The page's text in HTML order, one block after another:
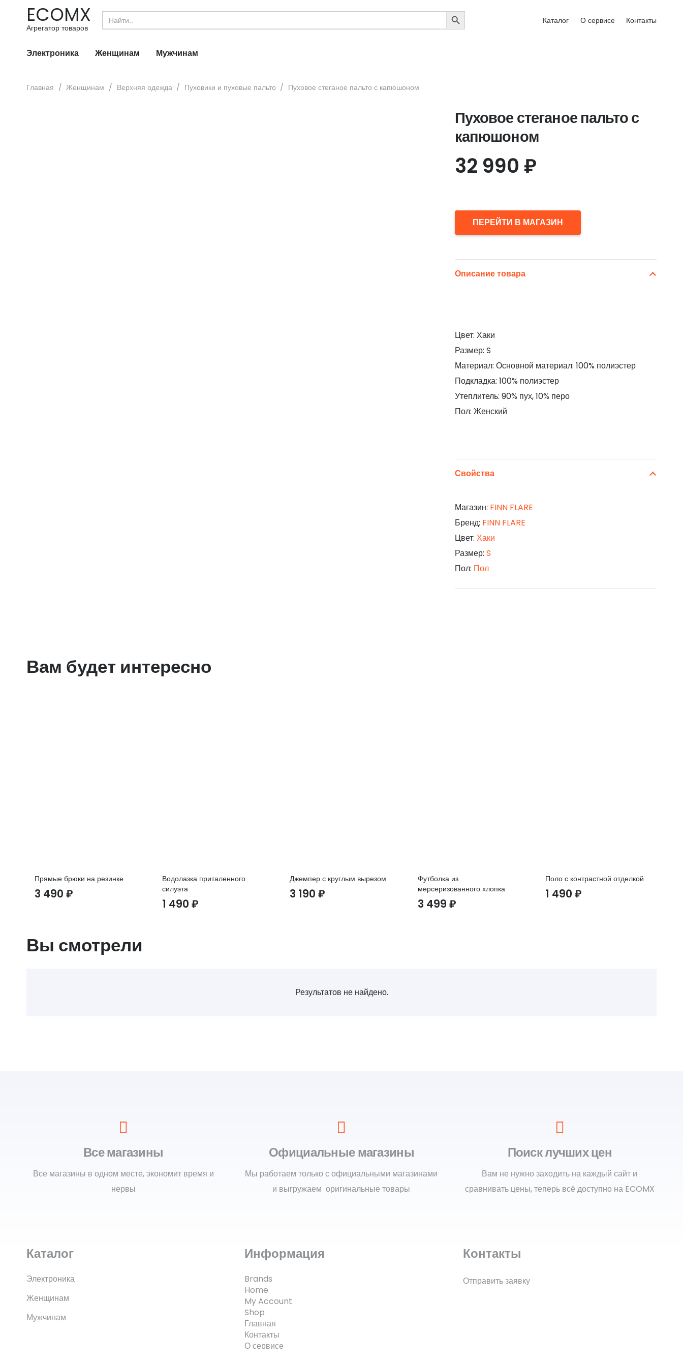
ECOMX
Агрегатор товаров
Search
for:
SEARCH
BUTTON
Каталог О сервисе Контакты
Электроника Женщинам Мужчинам
Главная / Женщинам / Верхняя одежда / Пуховики и пуховые пальто / Пуховое стеганое пальто с капюшоном
Пуховое стеганое пальто с
капюшоном
32 990 ₽
ПЕРЕЙТИ В МАГАЗИН
Описание товара
Цвет: Хаки
Размер: S
Материал: Основной материал: 100% полиэстер
Подкладка: 100% полиэстер
Утеплитель: 90% пух, 10% перо
Пол: Женский
Свойства
Магазин: FINN FLARE
Бренд: FINN FLARE
Цвет: Хаки
Размер: S
Пол: Пол
Вам будет интересно
Прямые брюки на резинке
3 490 ₽
Водолазка приталенного
силуэта
1 490₽
Джемпер с круглым вырезом
3 190₽
Футболка из
мерсеризованного хлопка
3 499 ₽
Поло с контрастной отделкой
1 490 ₽
Вы смотрели
Результатов не найдено.
Все магазины
Все магазины в одном месте, экономит время и
нервы
Официальные магазины
Мы работаем только с официальными магазинами
и выгружаем оригинальные товары
Поиск лучших цен
Вам не нужно заходить на каждый сайт и
сравнивать цены, теперь всё доступно на ECOMX
Каталог
Электроника
Женщинам
Мужчинам
Информация
Brands
Home
My Account
Shop
Главная
Контакты
О сервисе
Контакты
Отправить заявку